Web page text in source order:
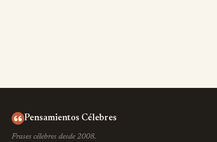
Pensamientos Célebres
Frases célebres desde 2008.